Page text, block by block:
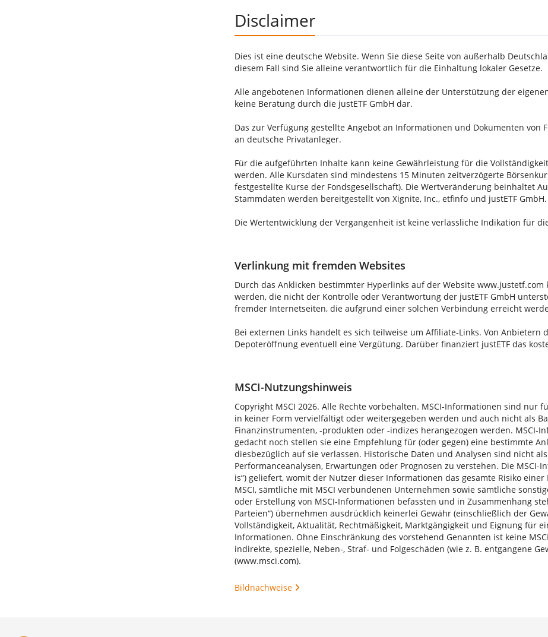
Disclaimer
Dies ist eine deutsche Website. Wenn Sie diese Seite von außerhalb
diesem Fall sind Sie alleine verantwortlich für die Einhaltung lokaler Gesetze.
Alle angebotenen Informationen dienen alleine der Unterstützung der
keine Beratung durch die justETF GmbH dar.
Das zur Verfügung gestellte Angebot an Informationen und Dokumenten
an deutsche Privatanleger.
Für die aufgeführten Inhalte kann keine Gewährleistung für die
werden. Alle Kursdaten sind mindestens 15 Minuten zeitverzögerte
festgestellte Kurse der Fondsgesellschaft). Die Wertveränderung beinhaltet
Stammdaten werden bereitgestellt von Xignite, Inc., etfinfo und justETF GmbH.
Die Wertentwicklung der Vergangenheit ist keine verlässliche Indikation für
Verlinkung mit fremden Websites
Durch das Anklicken bestimmter Hyperlinks auf der Website
werden, die nicht der Kontrolle oder Verantwortung der justETF GmbH
fremder Internetseiten, die aufgrund einer solchen Verbindung erreicht
Bei externen Links handelt es sich teilweise um Affiliate-Links. Von Anbietern
Depoteröffnung eventuell eine Vergütung. Darüber finanziert justETF das
MSCI-Nutzungshinweis
Copyright MSCI 2026. Alle Rechte vorbehalten. MSCI-Informationen sind
in keiner Form vervielfältigt oder weitergegeben werden und auch nicht als
Finanzinstrumenten, -produkten oder -indizes herangezogen werden. MSCI-
gedacht noch stellen sie eine Empfehlung für (oder gegen) eine bestimmte
diesbezüglich auf sie verlassen. Historische Daten und Analysen sind nicht
Performanceanalysen, Erwartungen oder Prognosen zu verstehen. Die
is“) geliefert, womit der Nutzer dieser Informationen das gesamte Risiko
MSCI, sämtliche mit MSCI verbundenen Unternehmen sowie sämtliche
oder Erstellung von MSCI-Informationen befassten und in Zusammenhang
Parteien“) übernehmen ausdrücklich keinerlei Gewähr (einschließlich der
Vollständigkeit, Aktualität, Rechtmäßigkeit, Marktgängigkeit und Eignung für
Informationen. Ohne Einschränkung des vorstehend Genannten ist keine
indirekte, spezielle, Neben-, Straf- und Folgeschäden (wie z. B. entgangene
(www.msci.com).
Bildnachweise